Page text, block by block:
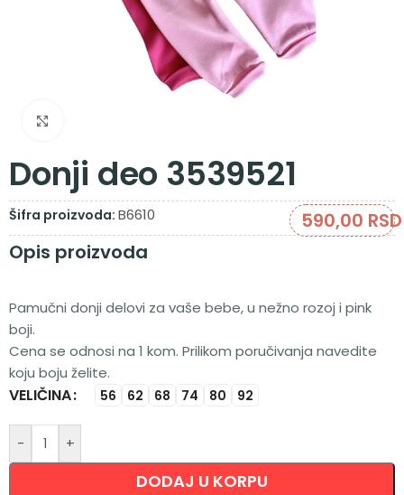
Donji deo 3539521
Šifra proizvoda: B6610 590,00 RSD
Opis proizvoda
Pamučni donji delovi za vaše bebe, u nežno rozoj i pink
boji.
Cena se odnosi na 1 kom. Prilikom poručivanja navedite
koju boju želite.
VELIČINA 56 62 68 74 80 92
- +
DODAJ U KORPU
Alternative: